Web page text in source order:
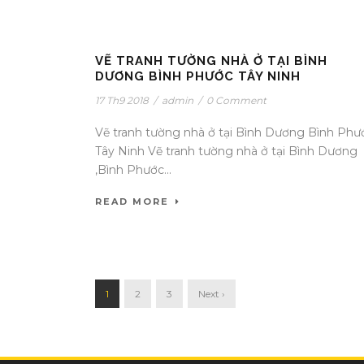
VẼ TRANH TƯỜNG NHÀ Ở TẠI BÌNH
DƯƠNG BÌNH PHƯỚC TÂY NINH
17 Th9 2018 / admin / 0 Comment
Vẽ tranh tường nhà ở tại Bình Dương Bình
Tây Ninh Vẽ tranh tường nhà ở tại Bình Dương
,Bình Phước...
READ MORE
1 2 3 Next ›